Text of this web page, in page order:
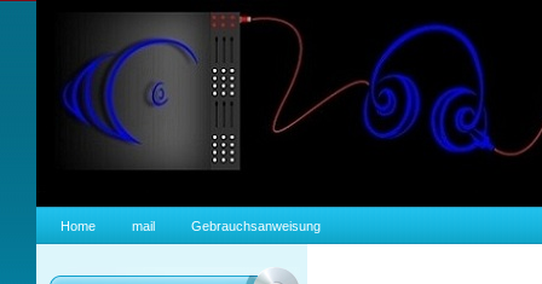
Home mail Gebrauchsanweisung